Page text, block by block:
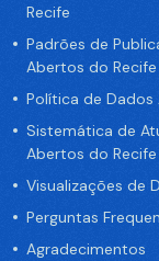
Recife
Padrões de
Abertos do Recife
Política de
Sistemática de
Abertos do Recife
Visualizações de
Perguntas
Agradecimentos